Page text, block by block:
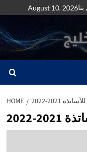
to
content
August 10, 2026
HOME 2021-2022
2022